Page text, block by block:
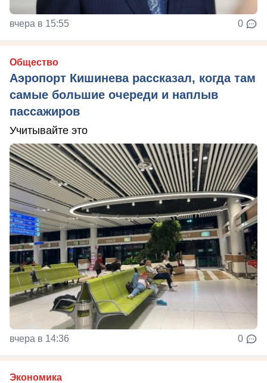
вчера в 15:55 0
Общество
Аэропорт Кишинева рассказал, когда там
самые большие очереди и наплыв
пассажиров
Учитывайте это
вчера в 14:36 0
Экономика